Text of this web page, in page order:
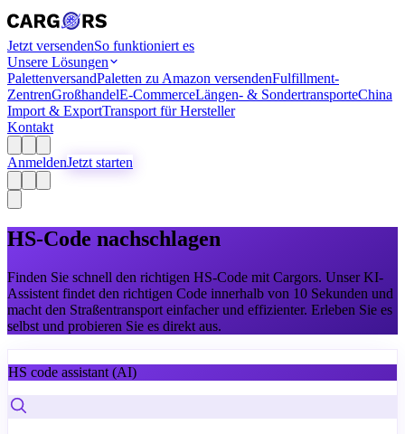
Jetzt versendenSo funktioniert es
Unsere Lösungen
PalettenversandPaletten zu Amazon versendenFulfillment-
ZentrenGroßhandelE-CommerceLängen- & SondertransporteChina
Import & ExportTransport für Hersteller
Kontakt
AnmeldenJetzt starten
HS-Code nachschlagen
Finden Sie schnell den richtigen HS-Code mit Cargors. Unser KI-
Assistent findet den richtigen Code innerhalb von 10 Sekunden und
macht den Straßentransport einfacher und effizienter. Erleben Sie es
selbst und probieren Sie es direkt aus.
HS code assistant (AI)